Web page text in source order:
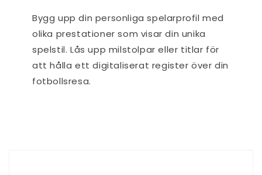
Bygg upp din personliga spelarprofil med
olika prestationer som visar din unika
spelstil. Lås upp milstolpar eller titlar för
att hålla ett digitaliserat register över din
fotbollsresa.